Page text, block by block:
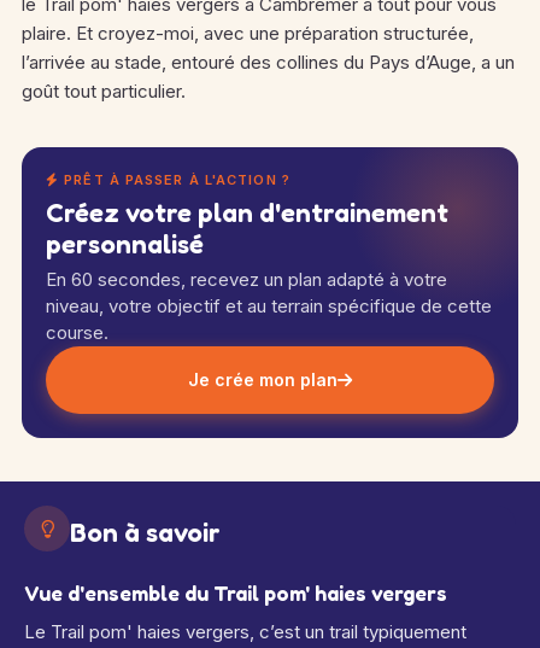
plaire. Et croyez-moi, avec une préparation structurée,
l’arrivée au stade, entouré des collines du Pays d’Auge, a un
goût tout particulier.
PRÊT À PASSER À L'ACTION ?
Créez votre plan d'entrainement
personnalisé
En 60 secondes, recevez un plan adapté à votre
niveau, votre objectif et au terrain spécifique de cette
course.
Je crée mon plan
Bon à savoir
Vue d'ensemble du Trail pom' haies vergers
Le Trail pom' haies vergers, c’est un trail typiquement